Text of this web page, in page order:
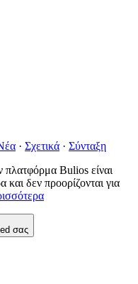
· Σχετικά · Σύνταξη
πλατφόρμα Bulios είναι
δεν προορίζονται για
σας